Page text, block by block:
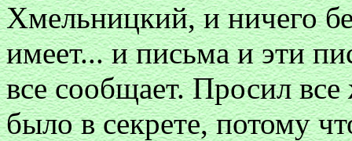
Хмельницкий, и ничего
имеет... и письма и эти
все сообщает. Просил
было в секрете, потому